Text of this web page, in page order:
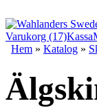
Varukorg (17)Kassa
Hem » Katalog »